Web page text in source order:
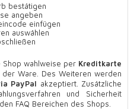
bestätigen
angeben
einfügen
auswählen
Shop wahlweise per Kreditkarte
der Ware. Des Weiteren werden
PayPal akzeptiert. Zusätzliche
und Sicherheit
FAQ Bereichen des Shops.